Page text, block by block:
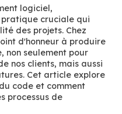
logiciel,
cruciale qui
des projets. Chez
d'honneur à produire
non seulement pour
nos clients, mais aussi
Cet article explore
code et comment
processus de